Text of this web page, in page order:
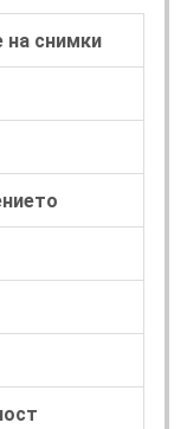
на снимки